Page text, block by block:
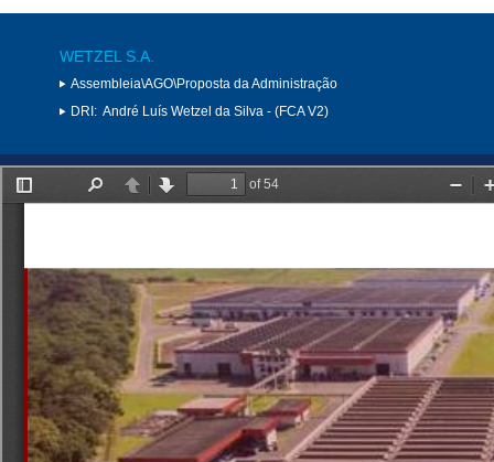
WETZEL S.A.
Assembleia\AGO\Proposta da Administração
DRI: André Luís Wetzel da Silva - (FCA V2)